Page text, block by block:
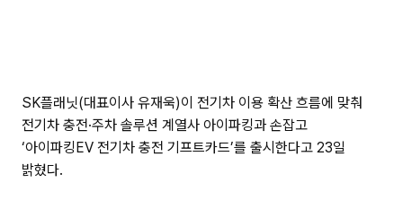
SK플래닛(대표이사 유재욱)이 전기차 이용 확산 흐름에 맞춰
전기차 충전·주차 솔루션 계열사 아이파킹과 손잡고
‘아이파킹EV 전기차 충전 기프트카드’를 출시한다고 23일
밝혔다.